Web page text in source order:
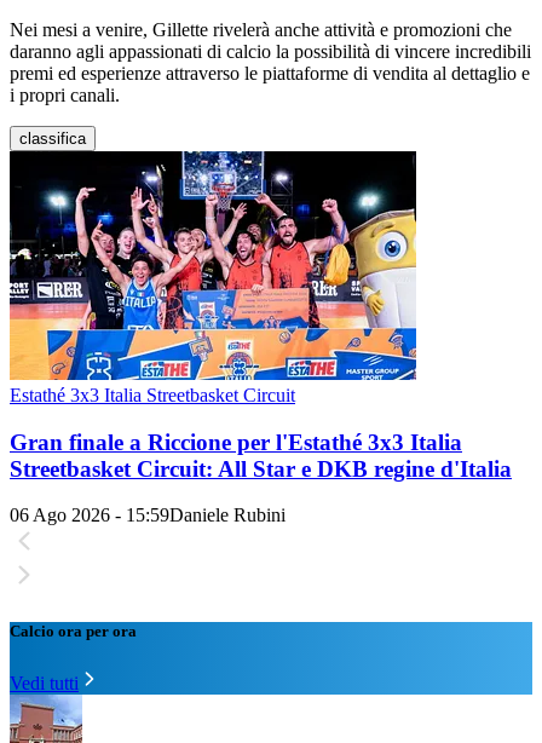
Nei mesi a venire, Gillette rivelerà anche attività e promozioni che
daranno agli appassionati di calcio la possibilità di vincere incredibili
premi ed esperienze attraverso le piattaforme di vendita al dettaglio e
i propri canali.
classifica
Estathé 3x3 Italia Streetbasket Circuit
Gran finale a Riccione per l'Estathé 3x3 Italia
Streetbasket Circuit: All Star e DKB regine d'Italia
06 Ago 2026 - 15:59Daniele Rubini
Calcio ora per ora
Vedi tutti